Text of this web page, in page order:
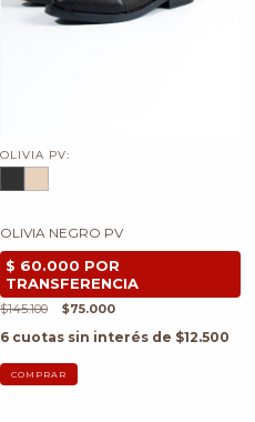
OLIVIA PV:
OLIVIA NEGRO PV
$145.100 $75.000
6 cuotas sin interés de $12.500
COMPRAR